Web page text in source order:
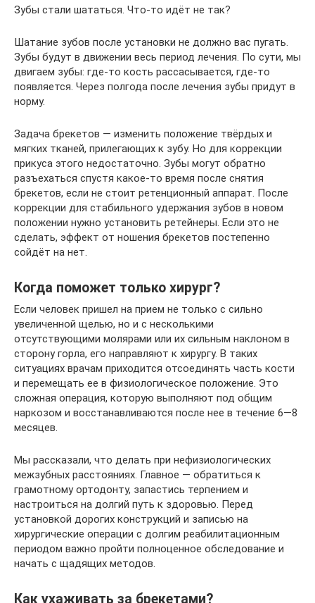
Зубы стали шататься. Что-то идёт не так?
Шатание зубов после установки не должно вас пугать.
Зубы будут в движении весь период лечения. По сути, мы
двигаем зубы: где-то кость рассасывается, где-то
появляется. Через полгода после лечения зубы придут в
норму.
Задача брекетов — изменить положение твёрдых и
мягких тканей, прилегающих к зубу. Но для коррекции
прикуса этого недостаточно. Зубы могут обратно
разъехаться спустя какое-то время после снятия
брекетов, если не стоит ретенционный аппарат. После
коррекции для стабильного удержания зубов в новом
положении нужно установить ретейнеры. Если это не
сделать, эффект от ношения брекетов постепенно
сойдёт на нет.
Когда поможет только хирург?
Если человек пришел на прием не только с сильно
увеличенной щелью, но и с несколькими
отсутствующими молярами или их сильным наклоном в
сторону горла, его направляют к хирургу. В таких
ситуациях врачам приходится отсоединять часть кости
и перемещать ее в физиологическое положение. Это
сложная операция, которую выполняют под общим
наркозом и восстанавливаются после нее в течение 6—8
месяцев.
Мы рассказали, что делать при нефизиологических
межзубных расстояниях. Главное — обратиться к
грамотному ортодонту, запастись терпением и
настроиться на долгий путь к здоровью. Перед
установкой дорогих конструкций и записью на
хирургические операции с долгим реабилитационным
периодом важно пройти полноценное обследование и
начать с щадящих методов.
Как ухаживать за брекетами?